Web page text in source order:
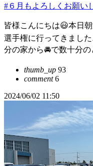
#６月もよろしくお願い
皆様こんにちは😃本日
選手権に行ってきまし
分の家から🚘で数十分
thumb_up 93
comment6
2024/06/02 11:50